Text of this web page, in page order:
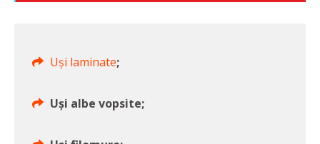
Uși laminate;
Uși albe vopsite;